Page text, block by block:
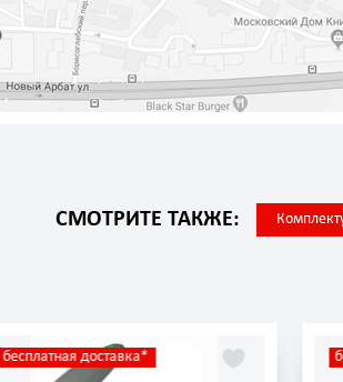
СМОТРИТЕ ТАКЖЕ:
бесплатная доставка*